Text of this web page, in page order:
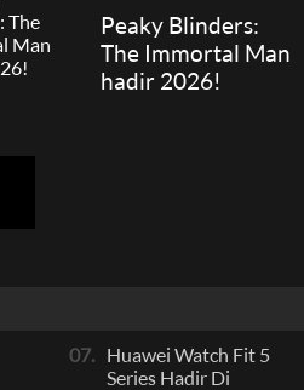
Peaky Blinders:
The Immortal Man
hadir 2026!
07. Huawei Watch Fit 5
Series Hadir Di